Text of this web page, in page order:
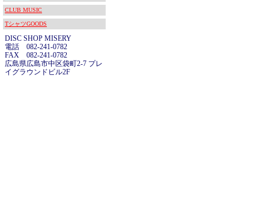
CLUB MUSIC
TシャツGOODS
DISC SHOP MISERY
電話 082-241-0782
FAX 082-241-0782
広島県広島市中区袋町2-7 プレ
イグラウンドビル2F